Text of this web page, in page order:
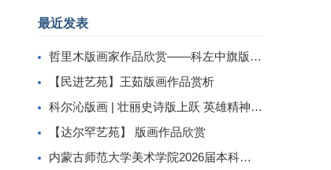
最近发表
哲里木版画家作品欣赏——科左中旗版画家李忠斌作品赏析
【民进艺苑】王茹版画作品赏析
科尔沁版画 | 壮丽史诗版上跃 英雄精神画中传
【达尔罕艺苑】 版画作品欣赏
内蒙古师范大学美术学院2026届本科生毕业作品展美术学专业（版画方向）